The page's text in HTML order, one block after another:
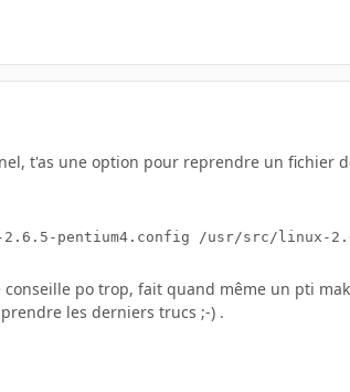
t'as une option pour reprendre un fichier
po trop, fait quand même un pti
les derniers trucs ;-) .